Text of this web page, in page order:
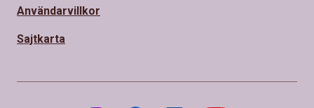
Användarvillkor
Sajtkarta